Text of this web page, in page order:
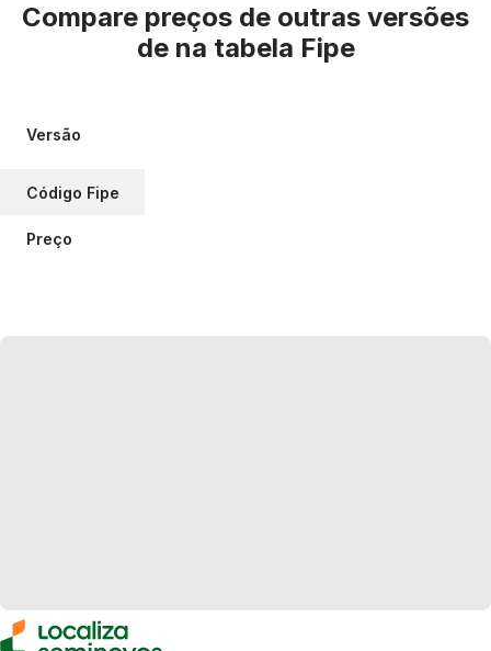
Compare preços de outras versões
de na tabela Fipe
Versão
Código Fipe
Preço